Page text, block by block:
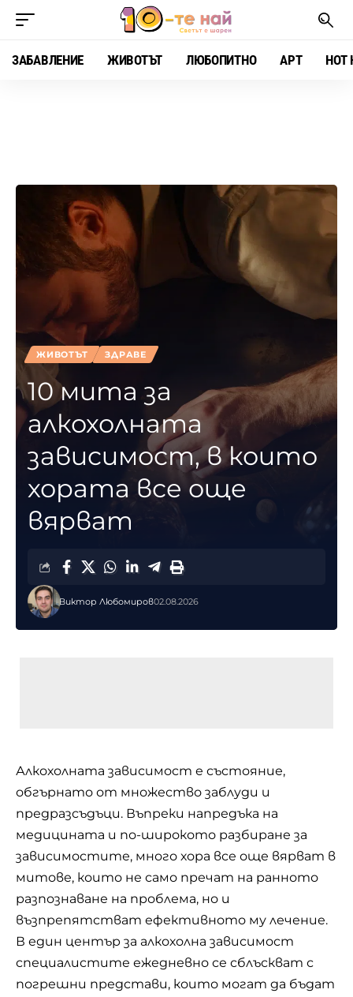
ЗАБАВЛЕНИЕ ЖИВОТЪТ ЛЮБОПИТНО АРТ HOT
ЖИВОТЪТ ЗДРАВЕ
10 мита за
алкохолната
зависимост, в които
хората все още
вярват
Виктор Любомиров02.08.2026
Алкохолната зависимост е състояние,
обгърнато от множество заблуди и
предразсъдъци. Въпреки напредъка на
медицината и по-широкото разбиране за
зависимостите, много хора все още вярват в
митове, които не само пречат на ранното
разпознаване на проблема, но и
възпрепятстват ефективното му лечение.
В един център за алкохолна зависимост
специалистите ежедневно се сблъскват с
погрешни представи, които могат да бъдат